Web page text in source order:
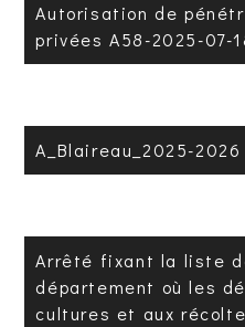
Autorisation de
privées A58-2025-07-
A_Blaireau_2025-2026
Arrêté fixant la liste
département où les
cultures et aux